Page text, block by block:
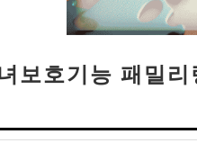
보호기능 패밀